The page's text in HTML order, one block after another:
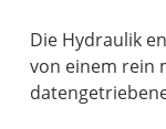
Die Hydraulik
von einem rein